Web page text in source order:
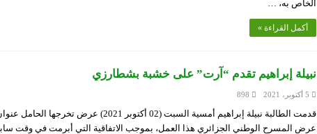
الخاص به، …
أكمل القراءة »
نبيلة إبراهيم تقدم “آرت” على خشبة بشطارزي
5 أكتوبر، 2021 898
قدمت الطالبة نبيلة إبراهيم أمسية السبت (02
عرض المسرح الوطني الجزائري هذا العمل، بموجب الاتفاقية التي أبرمت في وقت سابق